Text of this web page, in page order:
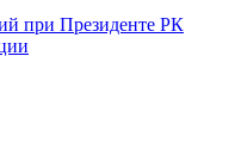
при Президенте РК